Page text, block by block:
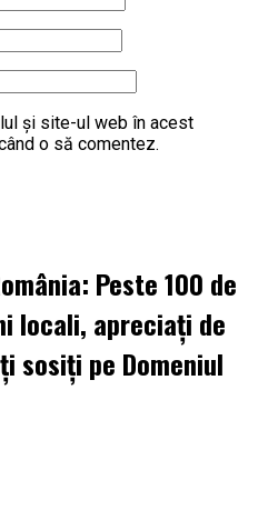
și site-ul web în acest
o să comentez.
Peste 100 de
locali, apreciați de
sosiți pe Domeniul